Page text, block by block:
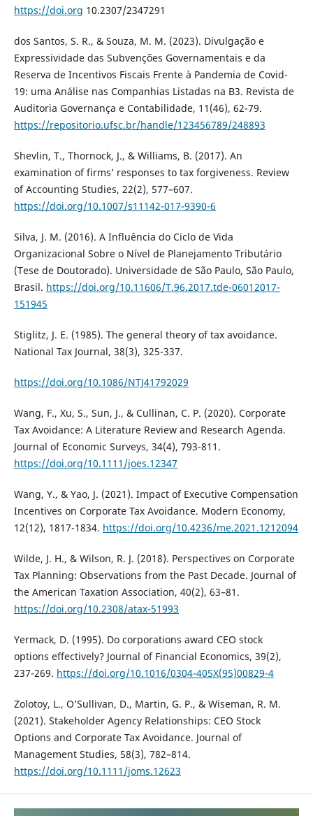
https://doi.org 10.2307/2347291
dos Santos, S. R., & Souza, M. M. (2023). Divulgação e
Expressividade das Subvenções Governamentais e da
Reserva de Incentivos Fiscais Frente à Pandemia de Covid-
19: uma Análise nas Companhias Listadas na B3. Revista de
Auditoria Governança e Contabilidade, 11(46), 62-79.
https://repositorio.ufsc.br/handle/123456789/248893
Shevlin, T., Thornock, J., & Williams, B. (2017). An
examination of firms’ responses to tax forgiveness. Review
of Accounting Studies, 22(2), 577–607.
https://doi.org/10.1007/s11142-017-9390-6
Silva, J. M. (2016). A Influência do Ciclo de Vida
Organizacional Sobre o Nível de Planejamento Tributário
(Tese de Doutorado). Universidade de São Paulo, São Paulo,
Brasil. https://doi.org/10.11606/T.96.2017.tde-06012017-
151945
Stiglitz, J. E. (1985). The general theory of tax avoidance.
National Tax Journal, 38(3), 325-337.
https://doi.org/10.1086/NTJ41792029
Wang, F., Xu, S., Sun, J., & Cullinan, C. P. (2020). Corporate
Tax Avoidance: A Literature Review and Research Agenda.
Journal of Economic Surveys, 34(4), 793-811.
https://doi.org/10.1111/joes.12347
Wang, Y., & Yao, J. (2021). Impact of Executive Compensation
Incentives on Corporate Tax Avoidance. Modern Economy,
12(12), 1817-1834. https://doi.org/10.4236/me.2021.1212094
Wilde, J. H., & Wilson, R. J. (2018). Perspectives on Corporate
Tax Planning: Observations from the Past Decade. Journal of
the American Taxation Association, 40(2), 63–81.
https://doi.org/10.2308/atax-51993
Yermack, D. (1995). Do corporations award CEO stock
options effectively? Journal of Financial Economics, 39(2),
237-269. https://doi.org/10.1016/0304-405X(95)00829-4
Zolotoy, L., O’Sullivan, D., Martin, G. P., & Wiseman, R. M.
(2021). Stakeholder Agency Relationships: CEO Stock
Options and Corporate Tax Avoidance. Journal of
Management Studies, 58(3), 782–814.
https://doi.org/10.1111/joms.12623